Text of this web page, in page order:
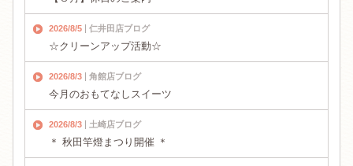
2026/8/5 仁井田店ブログ
☆クリーンアップ活動☆
2026/8/3 角館店ブログ
今月のおもてなしスイーツ
2026/8/3 土崎店ブログ
＊ 秋田竿燈まつり開催 ＊